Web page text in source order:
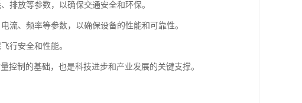
排放等参数，以确保交通安全和环保。
流、频率等参数，以确保设备的性能和可靠性。
行安全和性能。
控制的基础，也是科技进步和产业发展的关键支撑。